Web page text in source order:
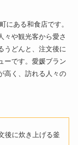
にある和食店です。
々や観光客から愛さ
うどんと、注文後に
ーです。愛媛ブラン
高く、訪れる人々の
後に炊き上げる釜